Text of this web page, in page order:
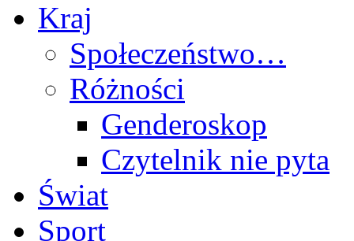
Kraj
Społeczeństwo…
Różności
Genderoskop
Czytelnik nie pyta
Świat
Sport